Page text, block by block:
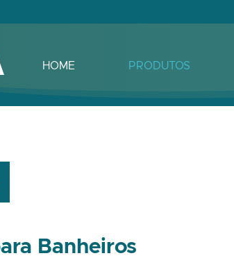
HOME PRODUTOS
Banheiros